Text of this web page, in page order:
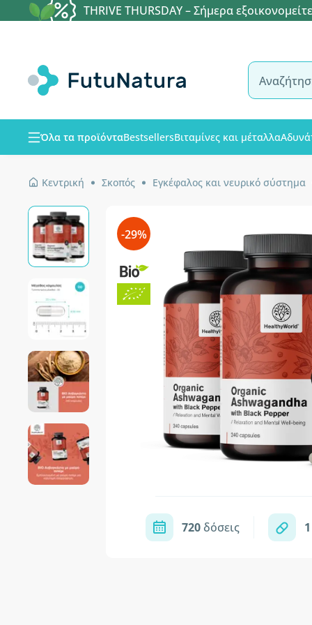
THRIVE THURSDAY – Σήμερα
Όλα τα προϊόνταBestsellersΒιταμίνες και μέταλλα
Κεντρική Σκοπός Εγκέφαλος και νευρικό σύστημα
-29%
720 δόσεις 1